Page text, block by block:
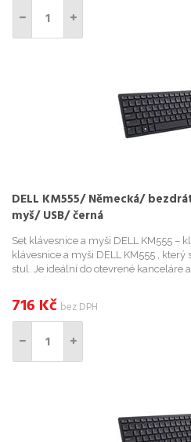
DELL KM555/ Německá/
myš/ USB/ černá
Set klávesnice a myši DELL KM555 –
klávesnice a myši DELL KM555 ,
stul. Je ideální do otevrené kanceláre
716 Kč bez DPH